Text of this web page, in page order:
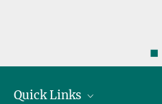
◼
Quick Links